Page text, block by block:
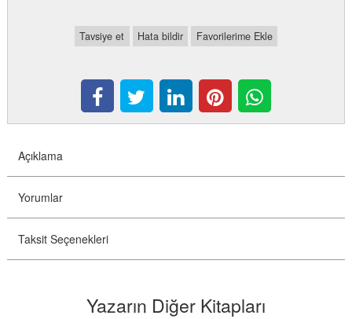
Tavsiye et Hata bildir Favorilerime Ekle
Açıklama
Yorumlar
Taksit Seçenekleri
Yazarın Diğer Kitapları